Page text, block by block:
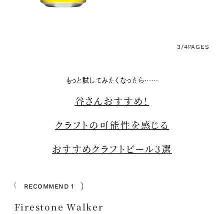
3/4PAGES
もっと試してみたくなったら……
谷さんおすすめ！
クラフトの可能性を感じる
おすすめクラフトビール3選
RECOMMEND 1
Firestone Walker